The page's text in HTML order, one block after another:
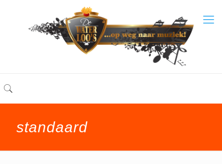
standaard